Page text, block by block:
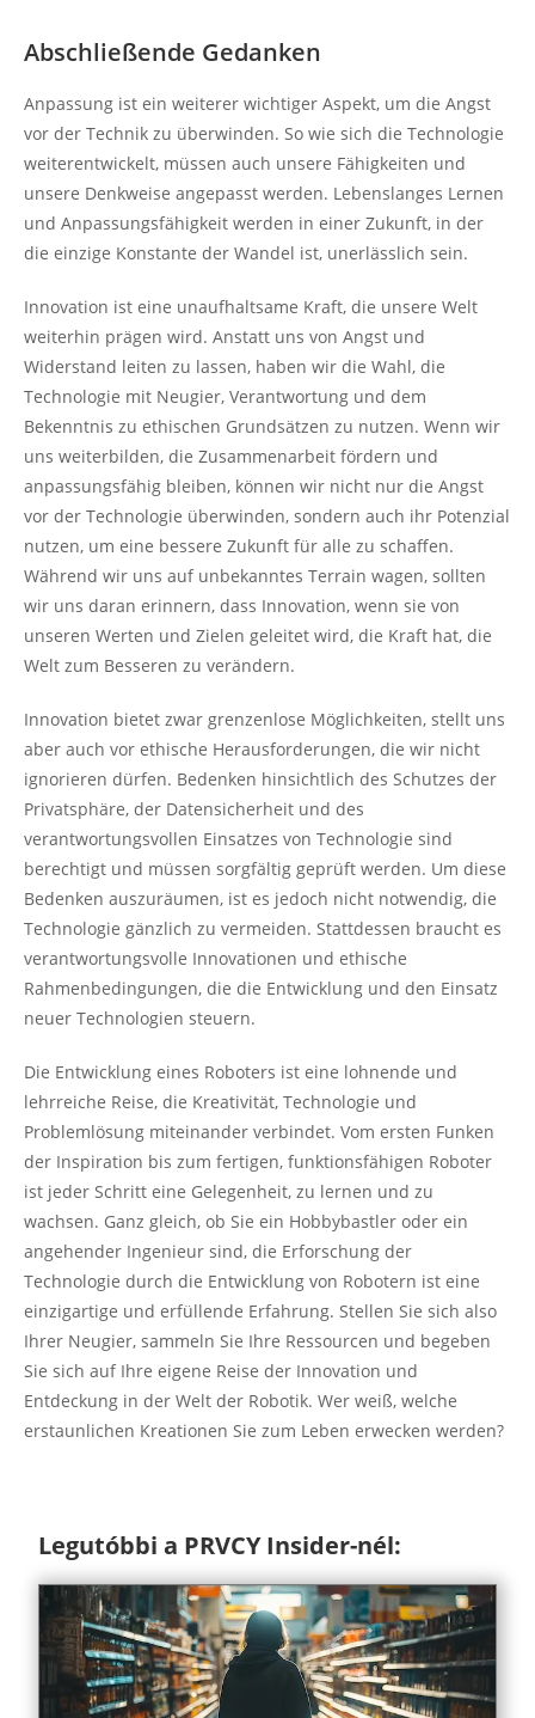
Abschließende Gedanken
Anpassung ist ein weiterer wichtiger Aspekt, um die Angst
vor der Technik zu überwinden. So wie sich die Technologie
weiterentwickelt, müssen auch unsere Fähigkeiten und
unsere Denkweise angepasst werden. Lebenslanges Lernen
und Anpassungsfähigkeit werden in einer Zukunft, in der
die einzige Konstante der Wandel ist, unerlässlich sein.
Innovation ist eine unaufhaltsame Kraft, die unsere Welt
weiterhin prägen wird. Anstatt uns von Angst und
Widerstand leiten zu lassen, haben wir die Wahl, die
Technologie mit Neugier, Verantwortung und dem
Bekenntnis zu ethischen Grundsätzen zu nutzen. Wenn wir
uns weiterbilden, die Zusammenarbeit fördern und
anpassungsfähig bleiben, können wir nicht nur die Angst
vor der Technologie überwinden, sondern auch ihr Potenzial
nutzen, um eine bessere Zukunft für alle zu schaffen.
Während wir uns auf unbekanntes Terrain wagen, sollten
wir uns daran erinnern, dass Innovation, wenn sie von
unseren Werten und Zielen geleitet wird, die Kraft hat, die
Welt zum Besseren zu verändern.
Innovation bietet zwar grenzenlose Möglichkeiten, stellt uns
aber auch vor ethische Herausforderungen, die wir nicht
ignorieren dürfen. Bedenken hinsichtlich des Schutzes der
Privatsphäre, der Datensicherheit und des
verantwortungsvollen Einsatzes von Technologie sind
berechtigt und müssen sorgfältig geprüft werden. Um diese
Bedenken auszuräumen, ist es jedoch nicht notwendig, die
Technologie gänzlich zu vermeiden. Stattdessen braucht es
verantwortungsvolle Innovationen und ethische
Rahmenbedingungen, die die Entwicklung und den Einsatz
neuer Technologien steuern.
Die Entwicklung eines Roboters ist eine lohnende und
lehrreiche Reise, die Kreativität, Technologie und
Problemlösung miteinander verbindet. Vom ersten Funken
der Inspiration bis zum fertigen, funktionsfähigen Roboter
ist jeder Schritt eine Gelegenheit, zu lernen und zu
wachsen. Ganz gleich, ob Sie ein Hobbybastler oder ein
angehender Ingenieur sind, die Erforschung der
Technologie durch die Entwicklung von Robotern ist eine
einzigartige und erfüllende Erfahrung. Stellen Sie sich also
Ihrer Neugier, sammeln Sie Ihre Ressourcen und begeben
Sie sich auf Ihre eigene Reise der Innovation und
Entdeckung in der Welt der Robotik. Wer weiß, welche
erstaunlichen Kreationen Sie zum Leben erwecken werden?
Legutóbbi a PRVCY Insider-nél: